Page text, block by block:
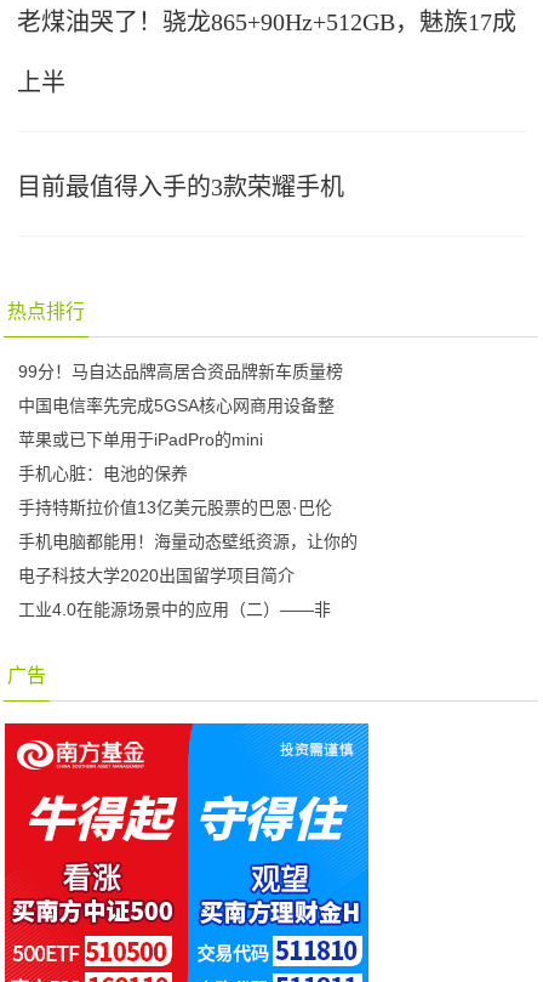
老煤油哭了！骁龙865+90Hz+512GB，魅族17成
上半
目前最值得入手的3款荣耀手机
热点排行
99分！马自达品牌高居合资品牌新车质量榜
中国电信率先完成5GSA核心网商用设备整
苹果或已下单用于iPadPro的mini
手机心脏：电池的保养
手持特斯拉价值13亿美元股票的巴恩·巴伦
手机电脑都能用！海量动态壁纸资源，让你的
电子科技大学2020出国留学项目简介
工业4.0在能源场景中的应用（二）——非
广告